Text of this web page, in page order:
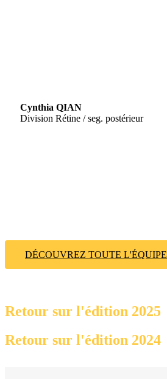
Cynthia QIAN
Division Rétine / seg. postérieur
DÉCOUVREZ TOUTE L'ÉQUIPE
Retour sur l'édition 2025
Retour sur l'édition 2024